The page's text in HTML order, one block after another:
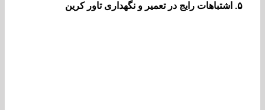
اشتباهات رایج در تعمیر و نگهداری تاور کرین